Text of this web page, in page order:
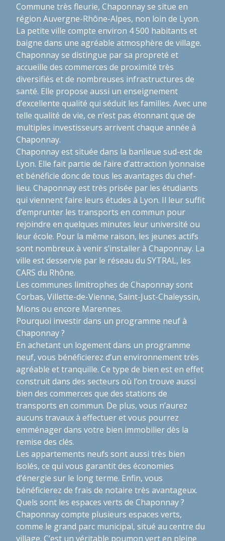
Commune très fleurie, Chaponnay se situe en
région Auvergne-Rhône-Alpes, non loin de Lyon.
La petite ville compte environ 4 500 habitants et
baigne dans une agréable atmosphère de village.
Chaponnay se distingue par sa propreté et
accueille des commerces de proximité très
diversifiés et de nombreuses infrastructures de
santé. Elle propose aussi un enseignement
d’excellente qualité qui séduit les familles. Avec une
telle qualité de vie, ce n’est pas étonnant que de
multiples investisseurs arrivent chaque année à
Chaponnay.
Chaponnay est située dans la banlieue sud-est de
Lyon. Elle fait partie de l’aire d’attraction lyonnaise
et bénéficie donc de tous les avantages du chef-
lieu. Chaponnay est très prisée par les étudiants
qui viennent faire leurs études à Lyon. Il leur suffit
d’emprunter les transports en commun pour
rejoindre en quelques minutes leur université ou
leur école. Pour la même raison, les jeunes actifs
sont nombreux à venir s’installer à Chaponnay. La
ville est desservie par le réseau du SYTRAL, les
CARS du Rhône.
Les communes limitrophes de Chaponnay sont
Corbas, Villette-de-Vienne, Saint-Just-Chaleyssin,
Mions ou encore Marennes.
Pourquoi investir dans un programme neuf à
Chaponnay ?
En achetant un logement dans un programme
neuf, vous bénéficierez d’un environnement très
agréable et tranquille. Ce type de bien est en effet
construit dans des secteurs où l’on trouve aussi
bien des commerces que des stations de
transports en commun. De plus, vous n’aurez
aucuns travaux à effectuer et vous pourrez
emménager dans votre bien immobilier dès la
remise des clés.
Les appartements neufs sont aussi très bien
isolés, ce qui vous garantit des économies
d’énergie sur le long terme. Enfin, vous
bénéficierez de frais de notaire très avantageux.
Quels sont les espaces verts de Chaponnay ?
Chaponnay compte plusieurs espaces verts,
comme le grand parc municipal, situé au centre du
village. C’est un véritable poumon vert en pleine